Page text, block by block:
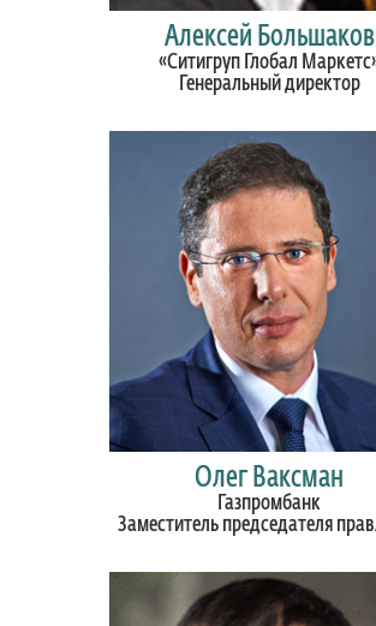
Алексей Большаков
«Ситигруп Глобал
Генеральный директор
Олег Ваксман
Газпромбанк
Заместитель председателя